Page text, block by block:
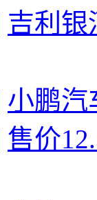
吉利银
小鹏汽
售价